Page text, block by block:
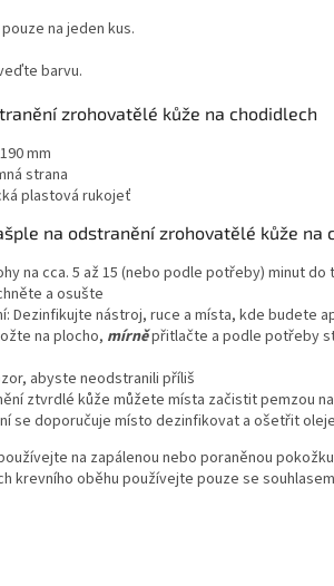
na jeden kus.
barvu.
zrohovatělé kůže na chodidlech
mm
strana
plastová rukojeť
na odstranění zrohovatělé kůže na
na cca. 5 až 15 (nebo podle potřeby) minut
a osušte
Dezinfikujte nástroj, ruce a místa, kde budete
na plocho, mírněpřitlačte a podle potřeby
abyste neodstranili příliš
ztvrdlé kůže můžete místa začistit pemzou
se doporučuje místo dezinfikovat a ošetřit
na zapálenou nebo poraněnou
krevního oběhu používejte pouze se